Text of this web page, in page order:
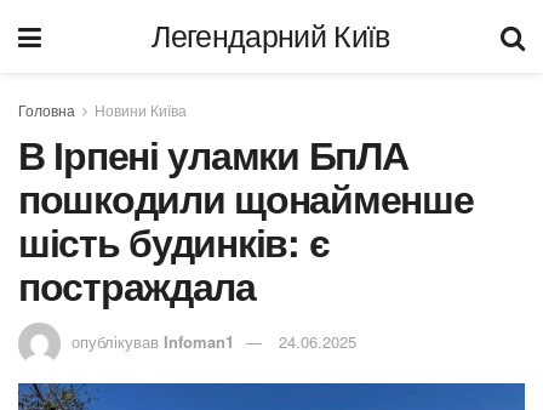
Легендарний Київ
Головна Новини Київа
В Ірпені уламки БпЛА
пошкодили щонайменше
шість будинків: є
постраждала
опублікував Infoman1 24.06.2025